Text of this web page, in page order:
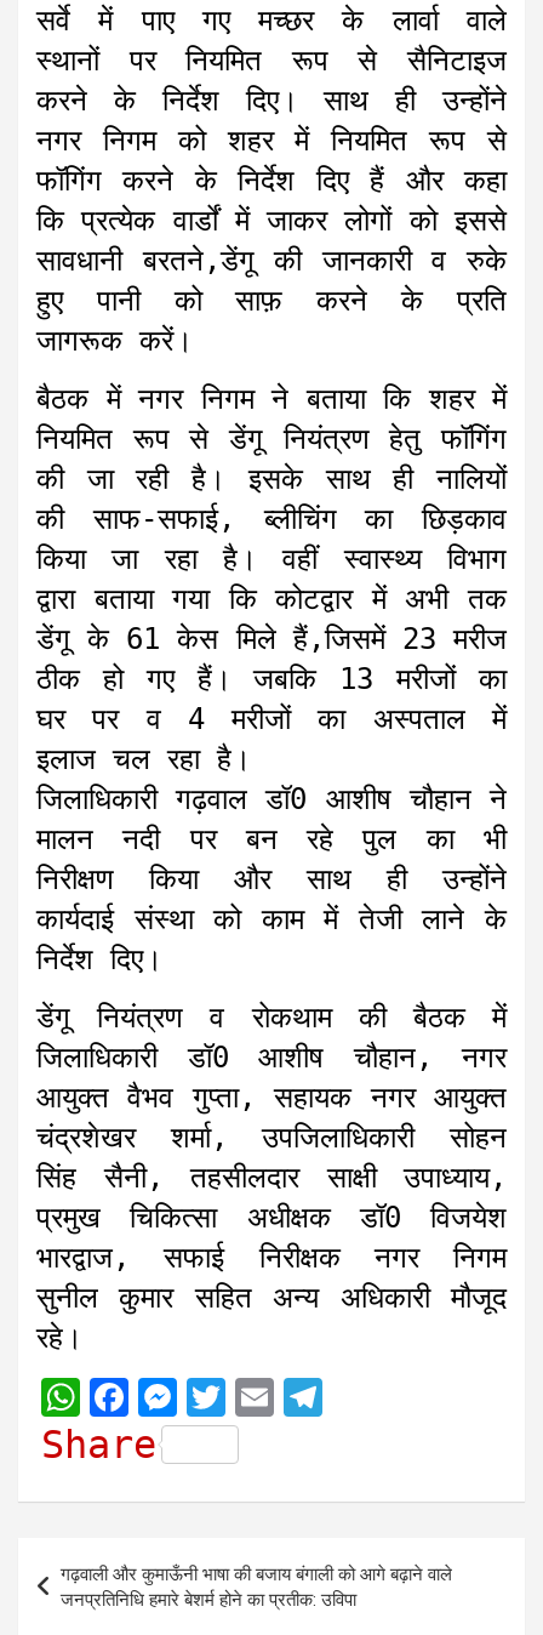
सर्वे में पाए गए मच्छर के लार्वा वाले
स्थानों पर नियमित रूप से सैनिटाइज
करने के निर्देश दिए। साथ ही उन्होंने
नगर निगम को शहर में नियमित रूप से
फॉगिंग करने के निर्देश दिए हैं और कहा
कि प्रत्येक वार्डों में जाकर लोगों को इससे
सावधानी बरतने,डेंगू की जानकारी व रुके
हुए पानी को साफ़ करने के प्रति
जागरूक करें।
बैठक में नगर निगम ने बताया कि शहर में
नियमित रूप से डेंगू नियंत्रण हेतु फॉगिंग
की जा रही है। इसके साथ ही नालियों
की साफ-सफाई, ब्लीचिंग का छिड़काव
किया जा रहा है। वहीं स्वास्थ्य विभाग
द्वारा बताया गया कि कोटद्वार में अभी तक
डेंगू के 61 केस मिले हैं,जिसमें 23 मरीज
ठीक हो गए हैं। जबकि 13 मरीजों का
घर पर व 4 मरीजों का अस्पताल में
इलाज चल रहा है।
जिलाधिकारी गढ़वाल डॉ0 आशीष चौहान ने
मालन नदी पर बन रहे पुल का भी
निरीक्षण किया और साथ ही उन्होंने
कार्यदाई संस्था को काम में तेजी लाने के
निर्देश दिए।
डेंगू नियंत्रण व रोकथाम की बैठक में
जिलाधिकारी डॉ0 आशीष चौहान, नगर
आयुक्त वैभव गुप्ता, सहायक नगर आयुक्त
चंद्रशेखर शर्मा, उपजिलाधिकारी सोहन
सिंह सैनी, तहसीलदार साक्षी उपाध्याय,
प्रमुख चिकित्सा अधीक्षक डॉ0 विजयेश
भारद्वाज, सफाई निरीक्षक नगर निगम
सुनील कुमार सहित अन्य अधिकारी मौजूद
रहे।
W
h
t
s
A
F
a
e
o
M
e
s
s
e
n
T
w
i
t
t
e
E
i e
g
r
Share
navigation
गढ़वाली और कुमाऊँनी भाषा की बजाय बंगाली को आगे बढ़ाने वाले
जनप्रतिनिधि हमारे बेशर्म होने का प्रतीक: उविपा